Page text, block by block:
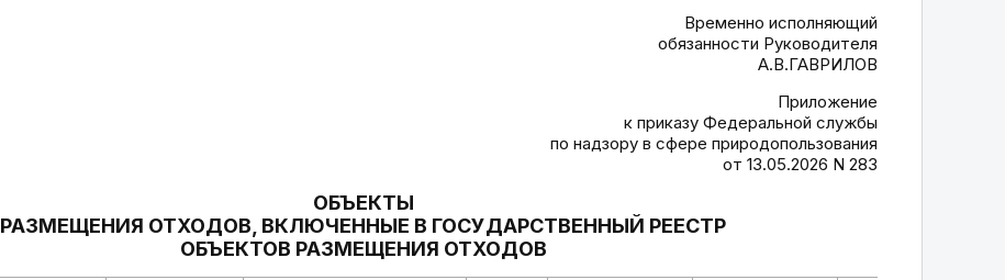
Временно исполняющий
обязанности Руководителя
А.В.ГАВРИЛОВ
Приложение
к приказу Федеральной службы
по надзору в сфере природопользования
от 13.05.2026 N 283
ОБЪЕКТЫ
РАЗМЕЩЕНИЯ ОТХОДОВ, ВКЛЮЧЕННЫЕ В ГОСУДАРСТВЕННЫЙ РЕЕСТР
ОБЪЕКТОВ РАЗМЕЩЕНИЯ ОТХОДОВ